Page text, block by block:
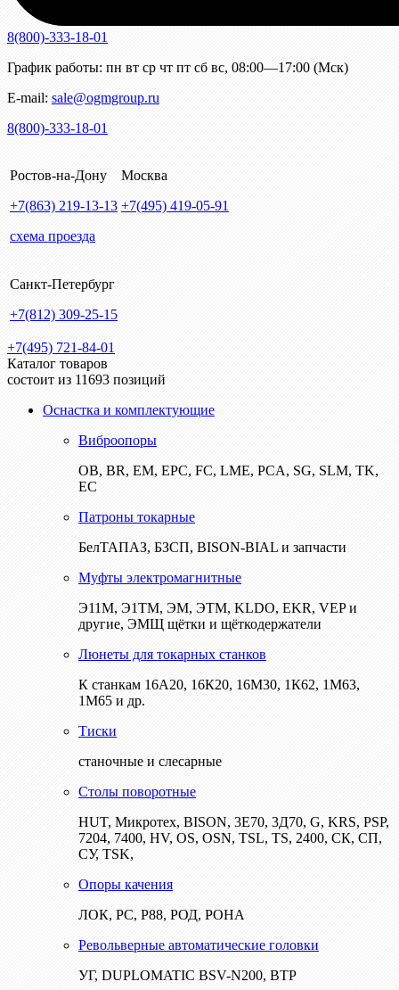
8(800)-333-18-01
График работы: пн вт ср чт пт сб вс, 08:00—17:00 (Мск)
E-mail: sale@ogmgroup.ru
8(800)-333-18-01
Ростов-на-Дону
+7(863) 219-13-13
схема проезда
Москва
+7(495) 419-05-91
Санкт-Петербург
+7(812) 309-25-15
+7(495) 721-84-01
Каталог товаров
состоит из 11693 позиций
Оснастка и комплектующие
Виброопоры
ОВ, BR, EM, EPC, FC, LME, PCA, SG, SLM, TK,
EC
Патроны токарные
БелТАПАЗ, БЗСП, BISON-BIAL и запчасти
Муфты электромагнитные
Э11М, Э1ТМ, ЭМ, ЭТМ, KLDO, EKR, VEP и
другие, ЭМЩ щётки и щёткодержатели
Люнеты для токарных станков
К станкам 16А20, 16К20, 16М30, 1К62, 1М63,
1М65 и др.
Тиски
станочные и слесарные
Столы поворотные
HUT, Микротех, BISON, 3Е70, 3Д70, G, KRS, PSP,
7204, 7400, HV, OS, OSN, TSL, TS, 2400, СК, СП,
СУ, TSK,
Опоры качения
ЛОК, РС, Р88, РОД, РОНА
Револьверные автоматические головки
УГ, DUPLOMATIC BSV-N200, ВТР